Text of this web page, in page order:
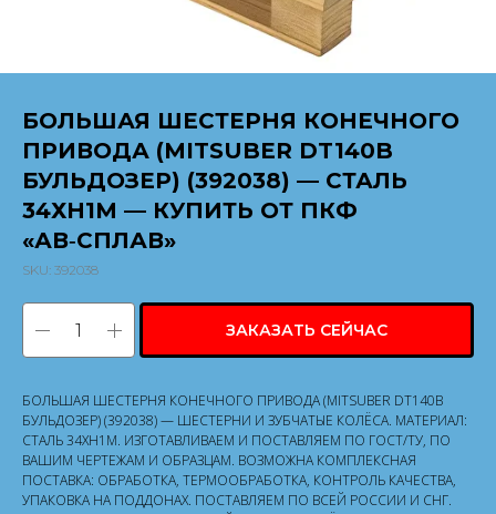
БОЛЬШАЯ ШЕСТЕРНЯ КОНЕЧНОГО
ПРИВОДА (MITSUBER DT140B
БУЛЬДОЗЕР) (392038) — СТАЛЬ
34ХН1М — КУПИТЬ ОТ ПКФ
«АВ‑СПЛАВ»
SKU: 392038
ЗАКАЗАТЬ СЕЙЧАС
БОЛЬШАЯ ШЕСТЕРНЯ КОНЕЧНОГО ПРИВОДА (MITSUBER DT140B
БУЛЬДОЗЕР) (392038) — ШЕСТЕРНИ И ЗУБЧАТЫЕ КОЛЁСА. МАТЕРИАЛ:
СТАЛЬ 34ХН1М. ИЗГОТАВЛИВАЕМ И ПОСТАВЛЯЕМ ПО ГОСТ/ТУ, ПО
ВАШИМ ЧЕРТЕЖАМ И ОБРАЗЦАМ. ВОЗМОЖНА КОМПЛЕКСНАЯ
ПОСТАВКА: ОБРАБОТКА, ТЕРМООБРАБОТКА, КОНТРОЛЬ КАЧЕСТВА,
УПАКОВКА НА ПОДДОНАХ. ПОСТАВЛЯЕМ ПО ВСЕЙ РОССИИ И СНГ.